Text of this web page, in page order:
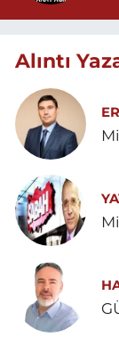
Alıntı